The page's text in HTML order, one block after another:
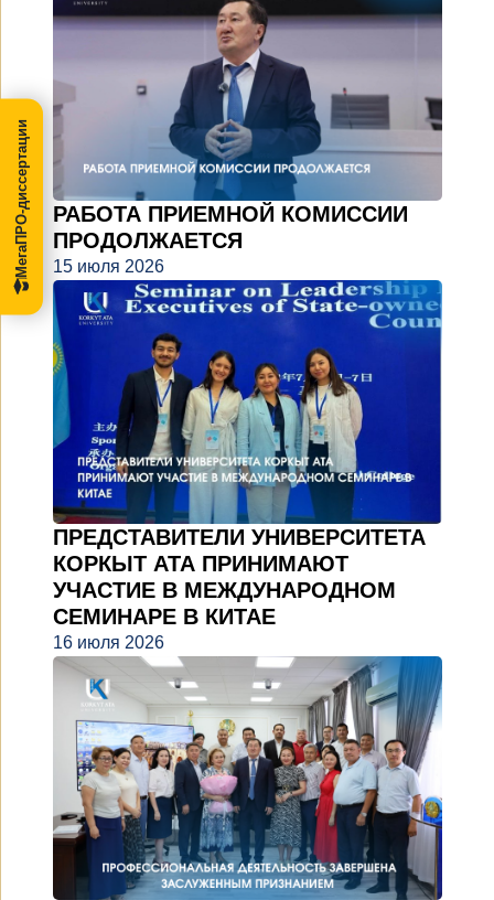
РАБОТА ПРИЕМНОЙ КОМИССИИ
ПРОДОЛЖАЕТСЯ
15 июля 2026
ПРЕДСТАВИТЕЛИ УНИВЕРСИТЕТА
КОРКЫТ АТА ПРИНИМАЮТ
УЧАСТИЕ В МЕЖДУНАРОДНОМ
СЕМИНАРЕ В КИТАЕ
16 июля 2026
МегаПРО-диссертации